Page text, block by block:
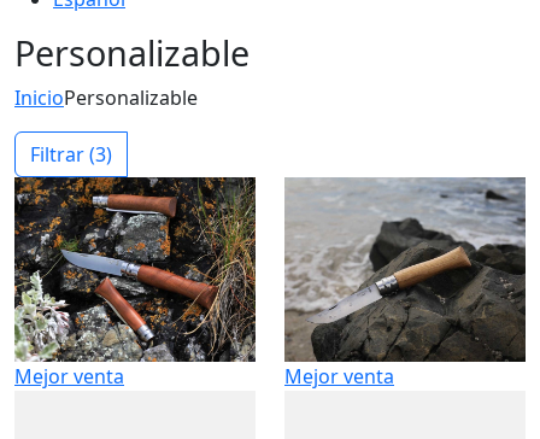
Personalizable
Inicio Personalizable
Filtrar(3)
Mejor venta Mejor venta